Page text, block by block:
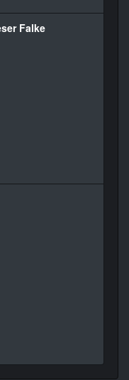
Falke